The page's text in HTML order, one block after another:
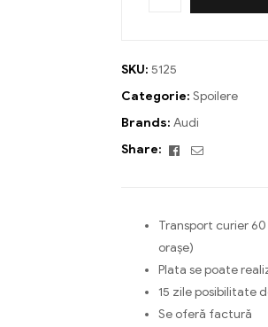
SKU: 5125
Categorie: Spoilere
Brands: Audi
Share:
Facebook
Email
Transport curier
orașe)
Plata se poate
15 zile posibilitate
Se oferă factură